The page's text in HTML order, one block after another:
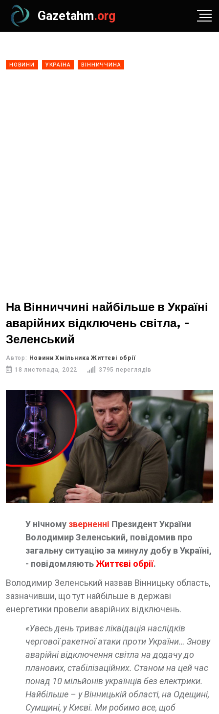
Gazetahm.org
НОВИНИ УКРАЇНА ВІННИЧЧИНА
На Вінниччині найбільше в Україні
аварійних відключень світла, -
Зеленський
Автор: Новини Хмільника Життєві обрії
18 листопада, 2022
3795 переглядів
У нічному зверненні Президент України
Володимир Зеленський, повідомив про
загальну ситуацію за минулу добу в Україні,
- повідомляютьЖиттєві обрії.
Володимир Зеленський назвав Вінницьку область,
зазначивши, що тут найбільше в державі
енергетики провели аварійних відключень.
«Увесь день триває ліквідація наслідків
чергової ракетної атаки проти України… Знову
аварійні відключення світла на додачу до
планових, стабілізаційних. Станом на цей час
понад 10 мільйонів українців без електрики.
Найбільше – у Вінницькій області, на Одещині,
Сумщині, у Києві. Ми робимо все, щоб